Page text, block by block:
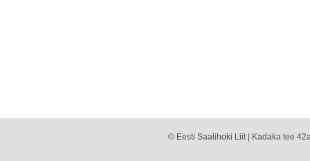
© Eesti Saalihoki Liit | Kadaka tee